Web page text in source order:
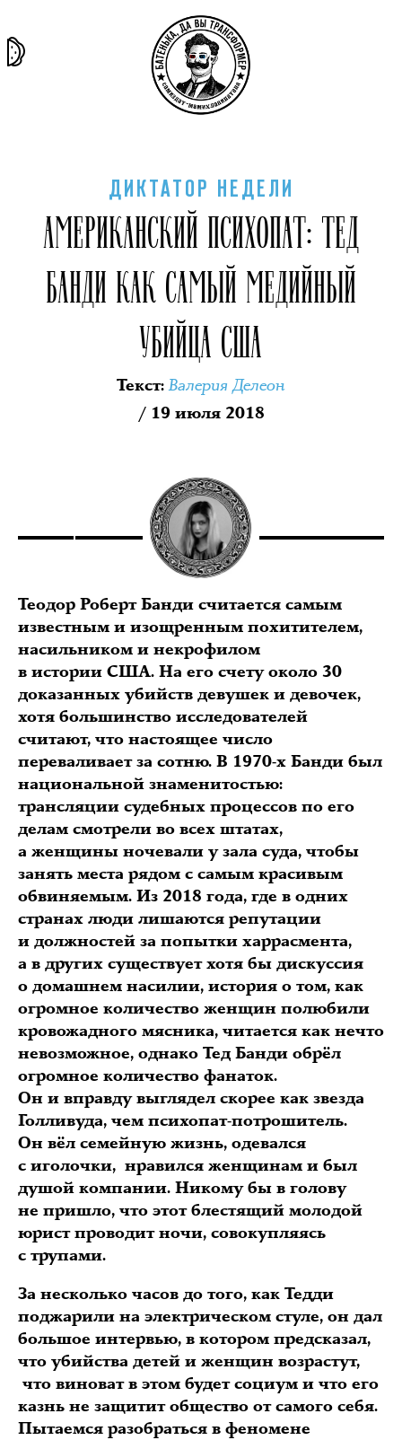
ДИКТАТОР НЕДЕЛИ
АМЕРИКАНСКИЙ ПСИХОПАТ: ТЕД
БАНДИ КАК САМЫЙ МЕДИЙНЫЙ
УБИЙЦА США
Текст:Валерия Делеон
/ 19 июля 2018
Теодор Роберт Банди считается самым
известным и изощренным похитителем,
насильником и некрофилом
в истории США. На его счету около 30
доказанных убийств девушек и девочек,
хотя большинство исследователей
считают, что настоящее число
переваливает за сотню. В 1970-х Банди был
национальной знаменитостью:
трансляции судебных процессов по его
делам смотрели во всех штатах,
а женщины ночевали у зала суда, чтобы
занять места рядом с самым красивым
обвиняемым. Из 2018 года, где в одних
странах люди лишаются репутации
и должностей за попытки харрасмента,
а в других существует хотя бы дискуссия
о домашнем насилии, история о том, как
огромное количество женщин полюбили
кровожадного мясника, читается как нечто
невозможное, однако Тед Банди обрёл
огромное количество фанаток.
Он и вправду выглядел скорее как звезда
Голливуда, чем психопат-потрошитель.
Он вёл семейную жизнь, одевался
с иголочки, нравился женщинам и был
душой компании. Никому бы в голову
не пришло, что этот блестящий молодой
юрист проводит ночи, совокупляясь
с трупами.
За несколько часов до того, как Тедди
поджарили на электрическом стуле, он дал
большое интервью, в котором предсказал,
что убийства детей и женщин возрастут,
что виноват в этом будет социум и что его
казнь не защитит общество от самого себя.
Пытаемся разобраться в феномене